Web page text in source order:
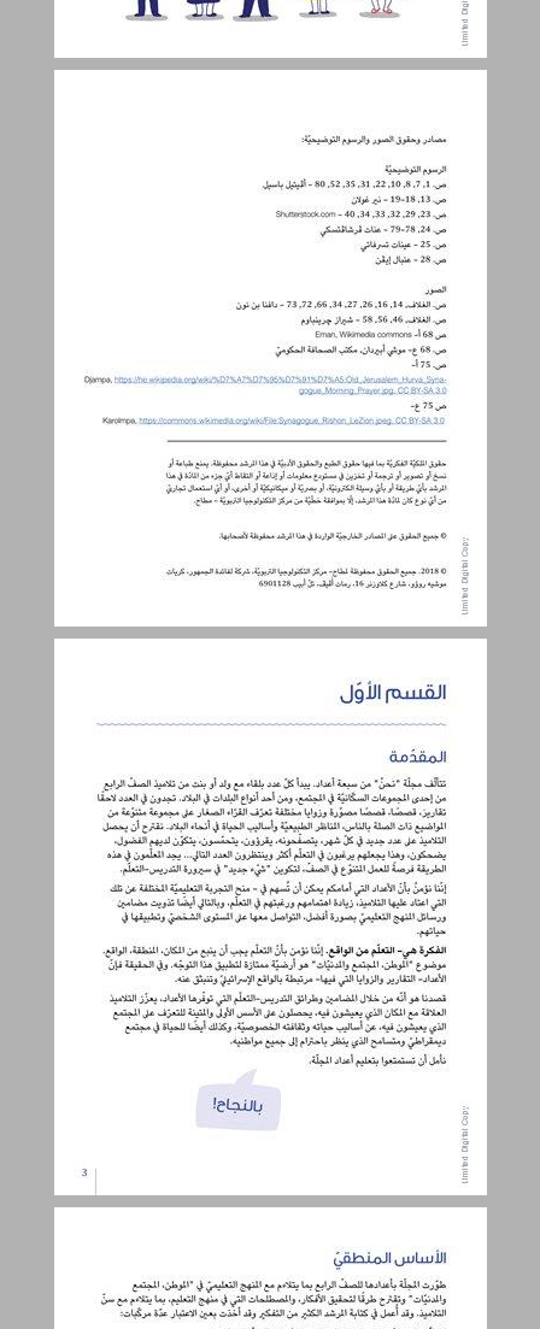
القسم الأوّل ... 3
الأساس المنطقيّ ... 4